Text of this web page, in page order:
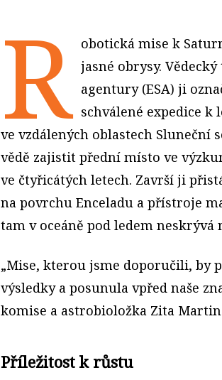
R obotická mise k
jasné obrysy.
agentury (ESA) ji
schválené expedice k
ve vzdálených oblastech Sluneční
vědě zajistit přední místo ve
ve čtyřicátých letech. Završí ji
na povrchu Enceladu a přístroje
tam v oceáně pod ledem
„Mise, kterou jsme doporučili, by
výsledky a posunula vpřed naše
komise a astrobioložka Zita
Příležitost k růstu